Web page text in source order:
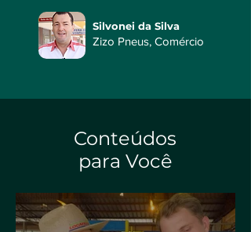
Silvonei da Silva
Zizo Pneus, Comércio
Conteúdos
para Você